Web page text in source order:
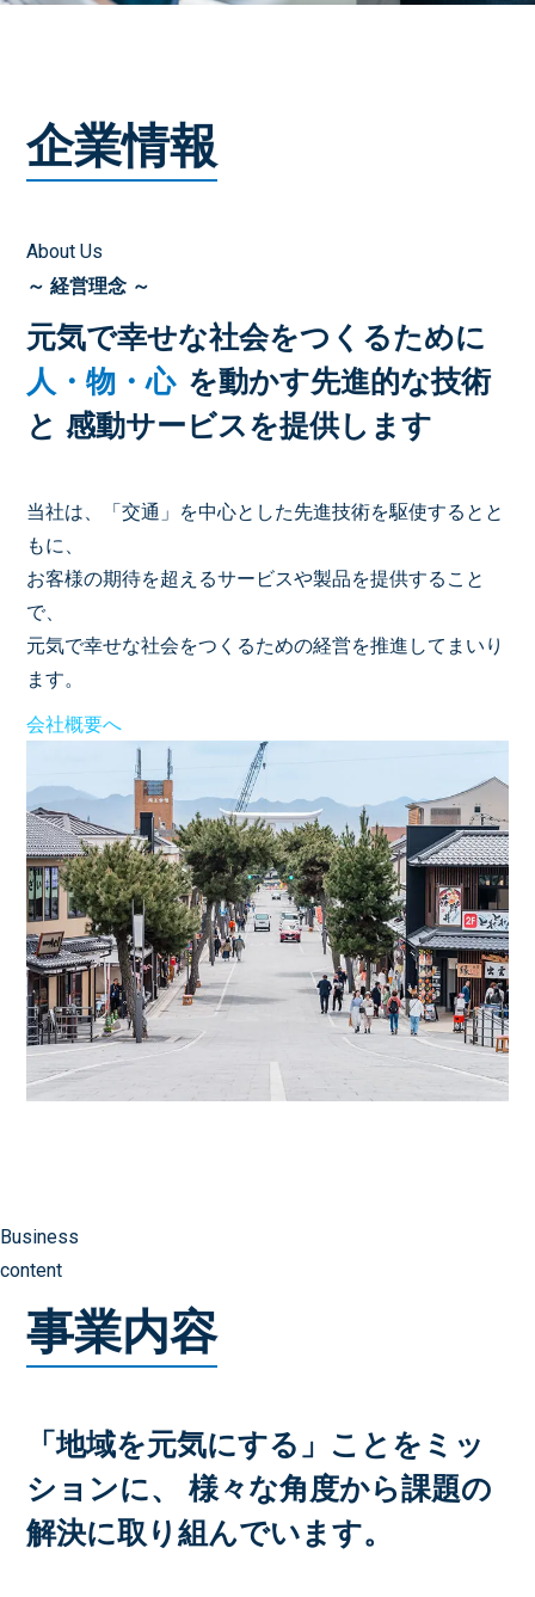
企業情報
About Us
～ 経営理念 ～
元気で幸せな社会をつくるために
人・物・心 を動かす先進的な技術
と 感動サービスを提供します
当社は、「交通」を中心とした先進技術を駆使するとと
もに、
お客様の期待を超えるサービスや製品を提供すること
で、
元気で幸せな社会をつくるための経営を推進してまいり
ます。
会社概要へ
Business
content
事業内容
「地域を元気にする」ことをミッ
ションに、
様々な角度から課題の
解決に取り組んでいます。